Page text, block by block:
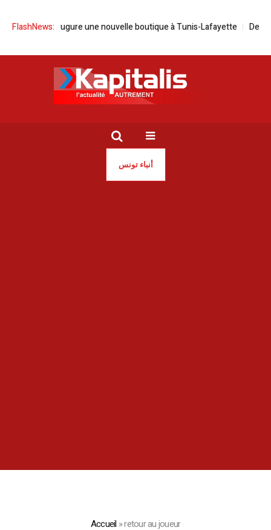
FlashNews:
Milano inaugure une nouvelle boutique à Tunis-Lafayette Des
أنباء تونس
Accueil »retour au joueur